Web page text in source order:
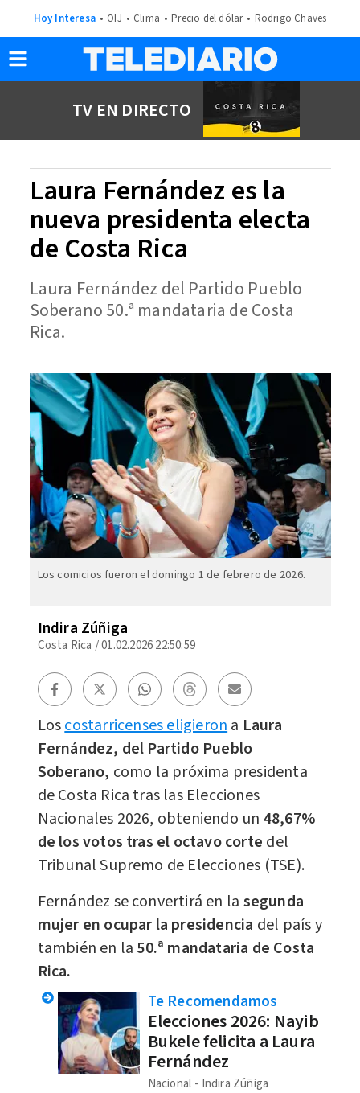
Hoy Interesa OIJ Clima Precio del dólar Rodrigo Chaves
TV EN DIRECTO
Laura Fernández es la
nueva presidenta electa
de Costa Rica
Laura Fernández del Partido Pueblo
Soberano 50.ª mandataria de Costa
Rica.
Los comicios fueron el domingo 1 de febrero de 2026.
Indira Zúñiga
Costa Rica /01.02.2026 22:50:59
Loscostarricenses eligieron a Laura
Fernández, del Partido Pueblo
Soberano, como la próxima presidenta
de Costa Rica tras las Elecciones
Nacionales 2026, obteniendo un 48,67%
de los votos tras el octavo corte del
Tribunal Supremo de Elecciones (TSE).
Fernández se convertirá en la segunda
mujer en ocupar la presidencia del país y
también en la 50.ª mandataria de Costa
Rica.
Te Recomendamos
Elecciones 2026: Nayib
Bukele felicita a Laura
Fernández
Nacional Indira Zúñiga